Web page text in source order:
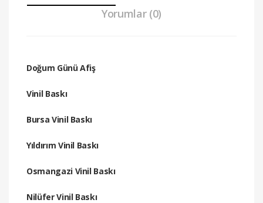
Yorumlar (0)
Doğum Günü Afiş​
Vinil Baskı
Bursa Vinil Baskı
Yıldırım Vinil Baskı
Osmangazi Vinil Baskı
Nilüfer Vinil Baskı